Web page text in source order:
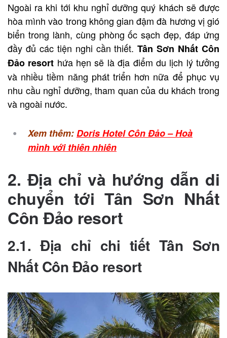
Ngoài ra khi tới khu nghỉ dưỡngquý khách sẽ được
hòa mình vào trong không gian đậm đà hương vị gió
biển trong lành, cùng phòng ốc sạch đẹp, đáp ứng
đầy đủ các tiện nghi cần thiết.Tân Sơn Nhất Côn
Đảo resort hứa hẹn sẽ là địa điểm du lịch lý tưởng
và nhiều tiềm năng phát triển hơn nữa để phục vụ
nhu cầu nghỉ dưỡng, tham quan của du khách trong
và ngoài nước.
Xem thêm:Doris Hotel Côn Đảo – Hoà
mình với thiên nhiên
2. Địa chỉ và hướng dẫn di
chuyển tớiTân Sơn Nhất
Côn Đảo resort
2.1. Địa chỉ chi tiết Tân Sơn
Nhất Côn Đảo resort